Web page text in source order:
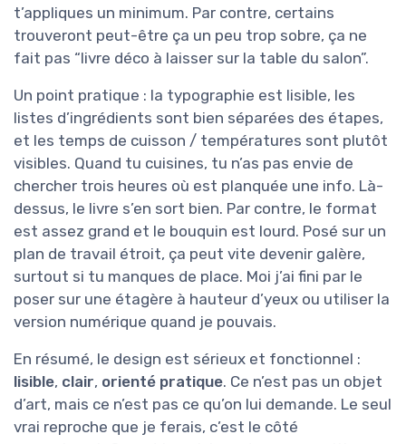
t’appliques un minimum. Par contre, certains
trouveront peut-être ça un peu trop sobre, ça ne
fait pas “livre déco à laisser sur la table du salon”.
Un point pratique : la typographie est lisible, les
listes d’ingrédients sont bien séparées des étapes,
et les temps de cuisson / températures sont plutôt
visibles. Quand tu cuisines, tu n’as pas envie de
chercher trois heures où est planquée une info. Là-
dessus, le livre s’en sort bien. Par contre, le format
est assez grand et le bouquin est lourd. Posé sur un
plan de travail étroit, ça peut vite devenir galère,
surtout si tu manques de place. Moi j’ai fini par le
poser sur une étagère à hauteur d’yeux ou utiliser la
version numérique quand je pouvais.
En résumé, le design est sérieux et fonctionnel :
lisible, clair, orienté pratique. Ce n’est pas un objet
d’art, mais ce n’est pas ce qu’on lui demande. Le seul
vrai reproche que je ferais, c’est le côté